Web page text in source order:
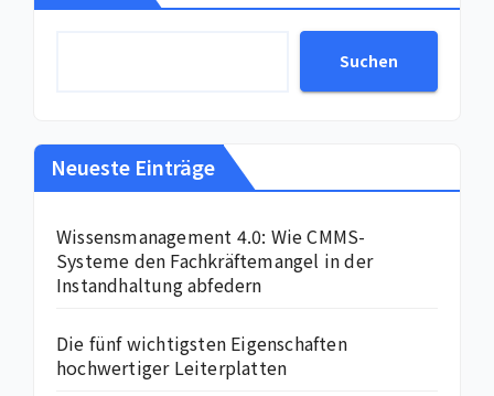
Suchen
Neueste Einträge
Wissensmanagement 4.0: Wie CMMS-
Systeme den Fachkräftemangel in der
Instandhaltung abfedern
Die fünf wichtigsten Eigenschaften
hochwertiger Leiterplatten